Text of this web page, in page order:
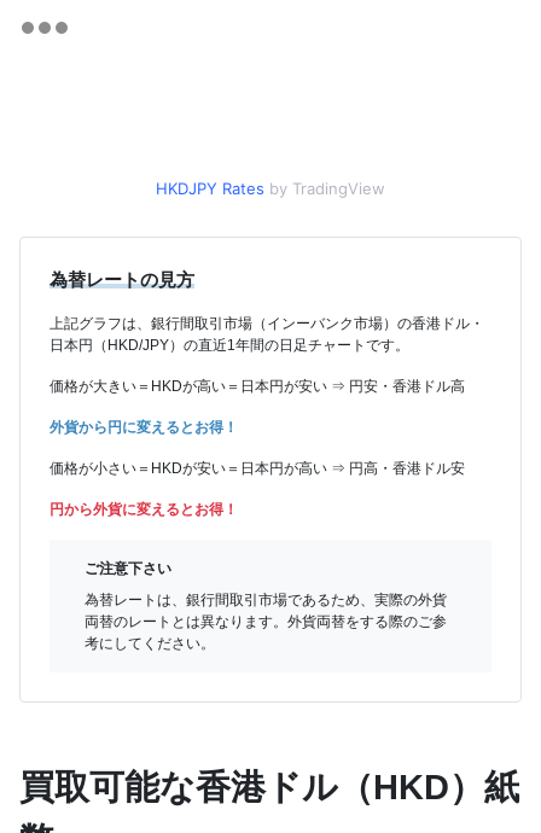
HKDJPY Rates by TradingView
為替レートの見方
上記グラフは、銀行間取引市場（インーバンク市場）の香港ドル・
日本円（HKD/JPY）の直近1年間の日足チャートです。
価格が大きい＝HKDが高い＝日本円が安い ⇒ 円安・香港ドル高
外貨から円に変えるとお得！
価格が小さい＝HKDが安い＝日本円が高い ⇒ 円高・香港ドル安
円から外貨に変えるとお得 ！
ご注意下さい
為替レートは、銀行間取引市場であるため、実際の外貨
両替のレートとは異なります。外貨両替をする際のご参
考にしてください。
買取可能な香港ドル（HKD）紙